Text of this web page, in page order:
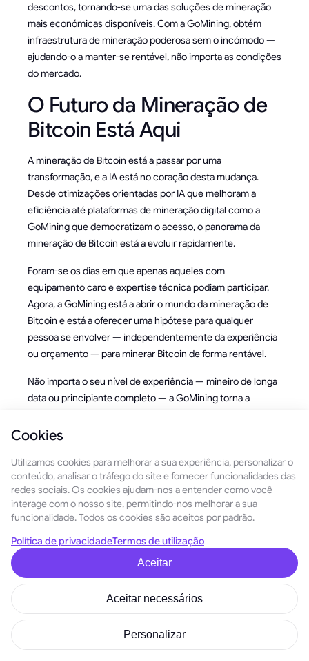
descontos, tornando-se uma das soluções de mineração
mais económicas disponíveis. Com a GoMining, obtém
infraestrutura de mineração poderosa sem o incómodo —
ajudando-o a manter-se rentável, não importa as condições
do mercado.
O Futuro da Mineração de
Bitcoin Está Aqui
A mineração de Bitcoin está a passar por uma
transformação, e a IA está no coração desta mudança.
Desde otimizações orientadas por IA que melhoram a
eficiência até plataformas de mineração digital como a
GoMining que democratizam o acesso, o panorama da
mineração de Bitcoin está a evoluir rapidamente.
Foram-se os dias em que apenas aqueles com
equipamento caro e expertise técnica podiam participar.
Agora, a GoMining está a abrir o mundo da mineração de
Bitcoin e está a oferecer uma hipótese para qualquer
pessoa se envolver — independentemente da experiência
ou orçamento — para minerar Bitcoin de forma rentável.
Não importa o seu nível de experiência — mineiro de longa
data ou principiante completo — a GoMining torna a
hoje e descubra o futuro da mineração de Bitcoin!
Junte-se ao Futuro da
Mineração de Bitcoin Hoje!
✔ Explore os nossos Mineiros Digitais
✔ Use a nossa Calculadora de Lucros de Mineração
A mineração nunca foi tão fácil — ou tão recompensadora.
Tradução realizada com auxílio de IA. Pode
Cookies
Utilizamos cookies para melhorar a sua experiência, personalizar o
conteúdo, analisar o tráfego do site e fornecer funcionalidades das
redes sociais. Os cookies ajudam-nos a entender como você
interage com o nosso site, permitindo-nos melhorar a sua
funcionalidade. Todos os cookies são aceitos por padrão.
Política de privacidadeTermos de utilização
Aceitar
Aceitar necessários
Personalizar